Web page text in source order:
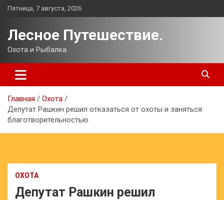
Перейти
Пятница, 7 августа, 2026
Лесное Путешествие.
Охота и Рыбалка.
Главная
Охота
Депутат Рашкин решил отказаться от охоты и заняться
благотворительностью
ОХОТА
Депутат Рашкин решил